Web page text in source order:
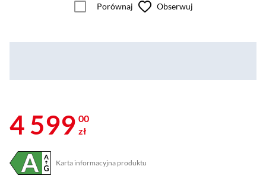
Porównaj Obserwuj
4 599 00
zł
Karta informacyjna produktu
Plik w formacie pdf
(otworzy się w nowym oknie)